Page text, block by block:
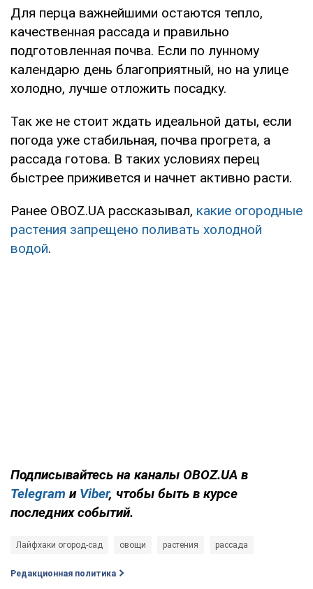
Для перца важнейшими остаются тепло,
качественная рассада и правильно
подготовленная почва. Если по лунному
календарю день благоприятный, но на улице
холодно, лучше отложить посадку.
Так же не стоит ждать идеальной даты, если
погода уже стабильная, почва прогрета, а
рассада готова. В таких условиях перец
быстрее приживется и начнет активно расти.
Ранее OBOZ.UA рассказывал, какие огородные
растения запрещено поливать холодной
водой.
Подписывайтесь на каналы OBOZ.UA в
Telegram и Viber, чтобы быть в курсе
последних событий.
Лайфхаки огород-сад овощи растения рассада
Редакционная политика